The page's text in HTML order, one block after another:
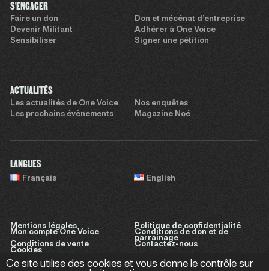
S'ENGAGER
Faire un don
Don et mécénat d’entreprise
Devenir Militant
Adhérer à One Voice
Sensibiliser
Signer une pétition
ACTUALITÉS
Les actualités de One Voice
Nos enquêtes
Les prochains évènements
Magazine Noé
LANGUES
Français English
Mentions légales
Politique de confidentialité
Mon compte One Voice
Conditions de don et de
parrainage
Conditions de vente
Contactez-nous
Cookies
Ce site utilise des cookies et vous donne le contrôle sur